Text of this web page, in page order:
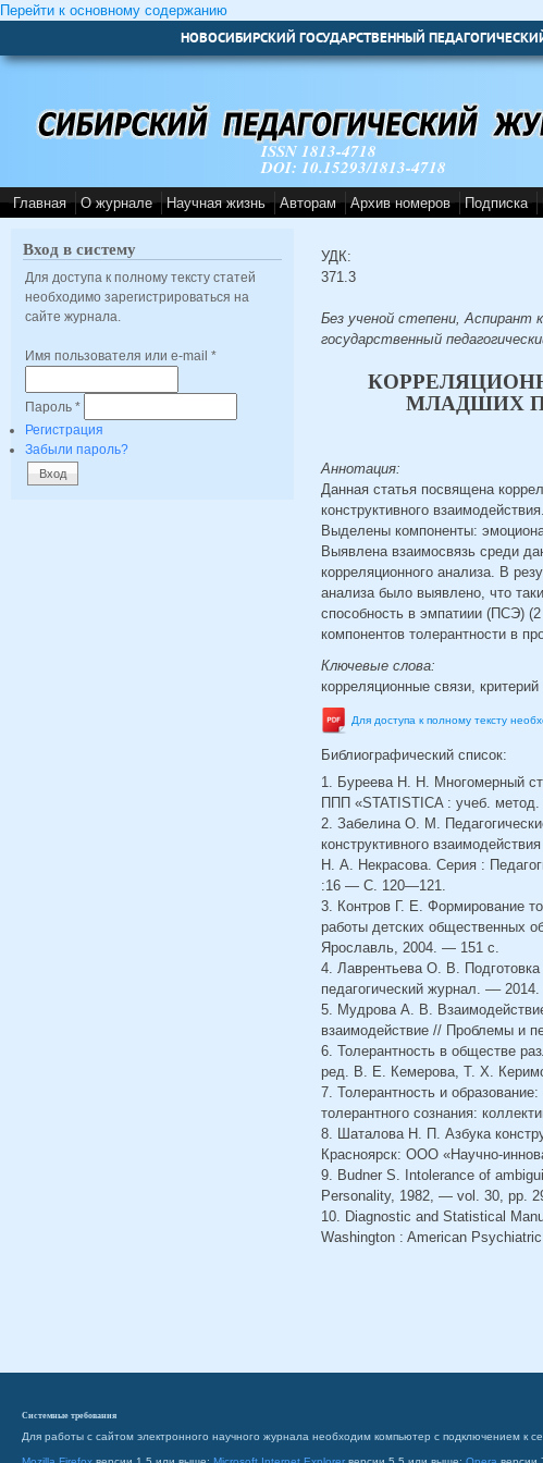
Перейти к основному содержанию
НОВОСИБИРСКИЙ ГОСУДАРСТВЕННЫЙ
ISSN 1813-4718
DOI: 10.15293/1813-4718
Главная О журнале Научная жизнь Авторам Архив номеров Подписка
Вход в систему
Для доступа к полному тексту статей
необходимо зарегистрироваться на
сайте журнала.
Имя пользователя или e-mail *
Пароль *
Регистрация
Забыли пароль?
УДК:
371.3
Без ученой степени, Аспирант
государственный
МЛАДШИХ
Аннотация:
Данная статья посвящена
конструктивного
Выделены компоненты:
Выявлена взаимосвязь среди
корреляционного анализа. В
анализа было выявлено, что
способность в эмпатиии (ПСЭ)
компонентов толерантности в
Ключевые слова:
корреляционные связи,
Для доступа к полному тексту
Библиографический список:
1. Буреева Н. Н. Многомерный
ППП «STATISTICA : учеб.
2. Забелина О. М.
конструктивного
Н. А. Некрасова. Серия :
:16 — С. 120—121.
3. Контров Г. Е. Формирование
работы детских общественных
Ярославль, 2004. — 151 с.
4. Лаврентьева О. В.
педагогический журнал. ––
5. Мудрова А. В.
взаимодействие // Проблемы и
6. Толерантность в обществе
ред. В. Е. Кемерова, Т. Х.
7. Толерантность и
толерантного сознания:
8. Шаталова Н. П. Азбука
Красноярск: ООО «Научно-
9. Budner S. Intolerance of
Personality, 1982, — vol. 30, pp.
10. Diagnostic and Statistical
Washington : American
Системные требования
Для работы с сайтом электронного научного журнала необходим компьютер с подключением к